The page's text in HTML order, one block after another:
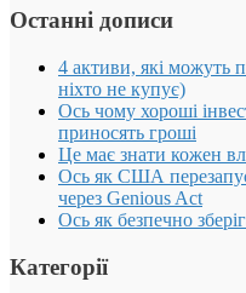
Останні дописи
4 активи, які можуть
ніхто не купує)
Ось чому хороші
приносять гроші
Це має знати кожен
Ось як США
через Genious Act
Ось як безпечно
Категорії